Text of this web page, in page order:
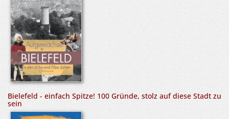
Bielefeld - einfach Spitze! 100 Gründe, stolz auf diese Stadt zu
sein